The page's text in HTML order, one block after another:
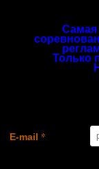
Самая
Только
E-mail *